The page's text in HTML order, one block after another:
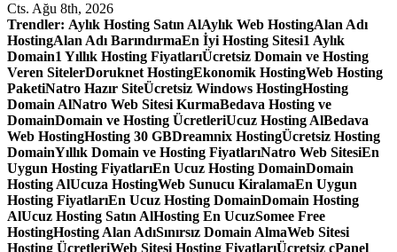
Cts. Ağu 8th, 2026
Trendler: Aylık Hosting Satın AlAylık Web HostingAlan Adı
HostingAlan Adı BarındırmaEn İyi Hosting Sitesi1 Aylık
Domain1 Yıllık Hosting FiyatlarıÜcretsiz Domain ve Hosting
Veren SitelerDoruknet HostingEkonomik HostingWeb Hosting
PaketiNatro Hazır SiteÜcretsiz Windows HostingHosting
Domain AlNatro Web Sitesi KurmaBedava Hosting ve
DomainDomain ve Hosting ÜcretleriUcuz Hosting AlBedava
Web HostingHosting 30 GBDreamnix HostingÜcretsiz Hosting
DomainYıllık Domain ve Hosting FiyatlarıNatro Web SitesiEn
Uygun Hosting FiyatlarıEn Ucuz Hosting DomainDomain
Hosting AlUcuza HostingWeb Sunucu KiralamaEn Uygun
Hosting FiyatlarıEn Ucuz Hosting DomainDomain Hosting
AlUcuz Hosting Satın AlHosting En UcuzSomee Free
HostingHosting Alan AdıSınırsız Domain AlmaWeb Sitesi
Hosting ÜcretleriWeb Sitesi Hosting FiyatlarıÜcretsiz cPanel